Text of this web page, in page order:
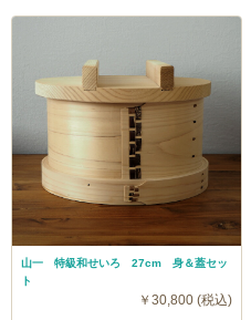
山一 特級和せいろ 27cm 身＆蓋セッ
ト
￥30,800 (税込)